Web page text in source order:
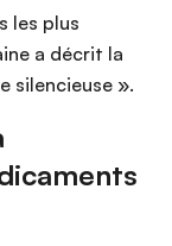
les plus
a décrit la
silencieuse ».